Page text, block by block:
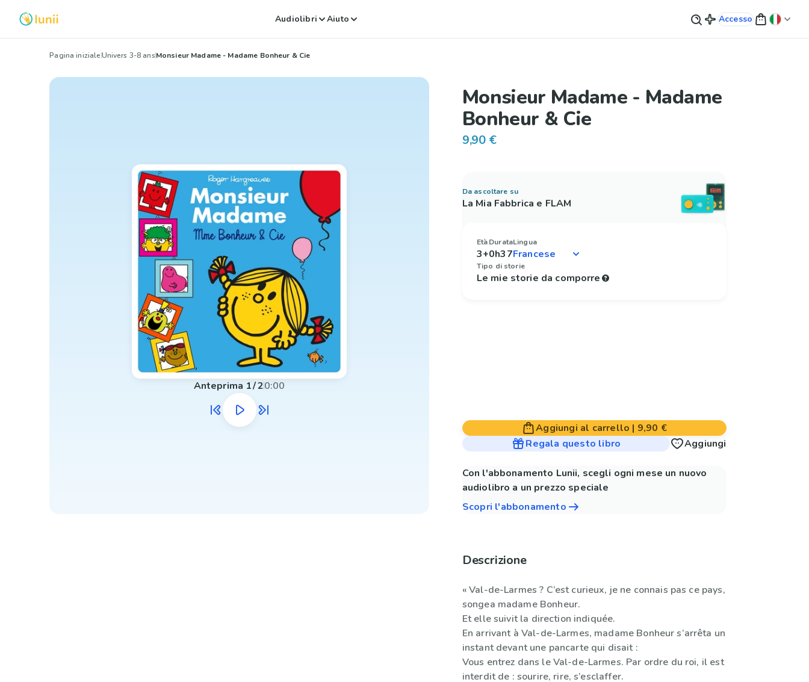
Audiolibri Aiuto Accesso
Pagina inizialeUnivers 3-8 ansMonsieur Madame - Madame Bonheur & Cie
Anteprima 1/20:00
Monsieur Madame - Madame
Bonheur & Cie
9,90 €
Da ascoltare su
La Mia Fabbrica e FLAM
Età
3+
Durata
0h37
Lingua
Tipo di storie
Le mie storie da comporre
Aggiungi al carrello | 9,90 €
Regala questo libro
Aggiungi
Con l'abbonamento Lunii, scegli ogni mese un nuovo
audiolibro a un prezzo speciale
Scopri l'abbonamento
Descrizione
« Val-de-Larmes ? C’est curieux, je ne connais pas ce pays,
songea madame Bonheur.
Et elle suivit la direction indiquée.
En arrivant à Val-de-Larmes, madame Bonheur s’arrêta un
instant devant une pancarte qui disait :
Vous entrez dans le Val-de-Larmes. Par ordre du roi, il est
interdit de : sourire, rire, s’esclaffer.